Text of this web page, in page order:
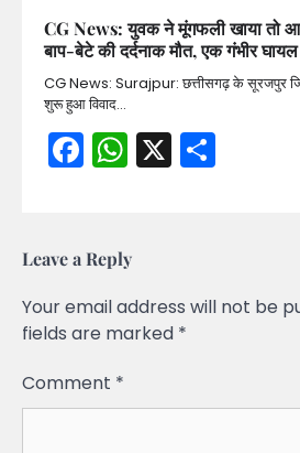
CG News: युवक ने मूंगफली खाया तो
बाप-बेटे की दर्दनाक मौत, एक गंभीर घायल
CG News: Surajpur: छत्तीसगढ़ के सूरजपुर
शुरू हुआ विवाद…
Facebook
WhatsApp
X
Leave a Reply
Your email address will not be
fields are marked *
Comment *